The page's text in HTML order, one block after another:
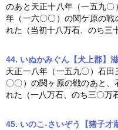
のあと天正十八年（一五九
年（一六〇〇）の関ケ原の戦
れた（当初十八万石、のち三
44. いぬかみぐん【犬上郡】
天正一八年（一五九〇）石
〇〇）の関ヶ原の戦のあと
れた（一八万石、のち三〇万
45. いのこ-さいぞう【猪子才